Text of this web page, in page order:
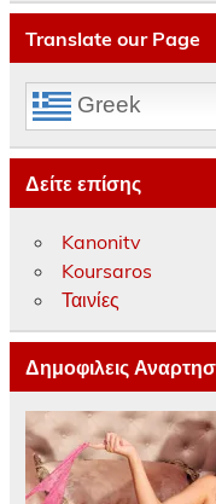
Translate our Page
Greek
Δείτε επίσης
Kanonitv
Koursaros
Ταινίες
Δημοφιλεις